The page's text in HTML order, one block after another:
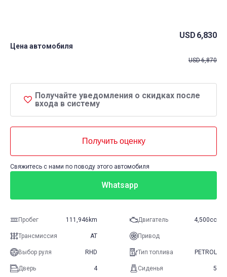
Цена автомобиля
USD 6,830
USD6,870
Получайте уведомления о скидках после
входа в систему
Получить оценку
Свяжитесь с нами по поводу этого автомобиля
Whatsapp
Пробег 111,946km Двигатель 4,500cc
Трансмиссия AT Привод
Выбор руля RHD Тип топлива PETROL
Дверь 4 Сиденья 5